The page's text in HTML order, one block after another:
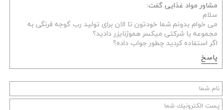
مشاور مواد غذایی گفت:
سلام
می خوام بدونم شما خودتون تا الان برای تولید رب گوجه فرنگی به
مجموعه یا شرکتی میکسر هموژنایزر دادید؟
اگر استفاده کردید چطور جواب داده؟
پاسخ